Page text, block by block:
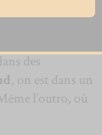
des
, on est dans un
l’outro, où